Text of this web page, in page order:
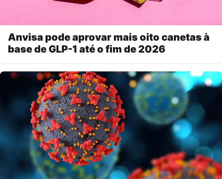
Anvisa pode aprovar mais oito canetas à
base de GLP-1 até o fim de 2026